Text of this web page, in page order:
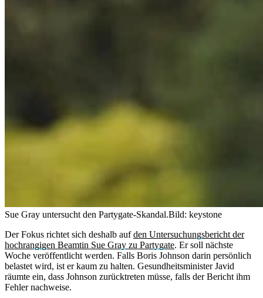
Sue Gray untersucht den Partygate-Skandal.Bild: keystone
Der Fokus richtet sich deshalb aufden Untersuchungsbericht der
hochrangigen Beamtin Sue Gray zu Partygate. Er soll nächste
Woche veröffentlicht werden. Falls Boris Johnson darin persönlich
belastet wird, ist er kaum zu halten. Gesundheitsminister Javid
räumte ein, dass Johnson zurücktreten müsse, falls der Bericht ihm
Fehler nachweise.